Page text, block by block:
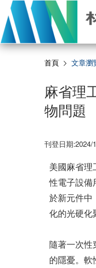
首頁 文章瀏
麻省理
物問題
刊登日期:2024/
美國麻省
性電子設備
於新元件中
化的光硬化
隨著一次性
的隱憂。